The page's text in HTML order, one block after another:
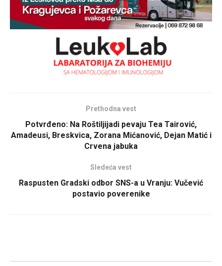
Prethodna vest
Potvrđeno: Na Roštiljijadi pevaju Tea Tairović,
Amadeusi, Breskvica, Zorana Mićanović, Dejan Matić i
Crvena jabuka
Sledeća vest
Raspusten Gradski odbor SNS-a u Vranju: Vučević
postavio poverenike